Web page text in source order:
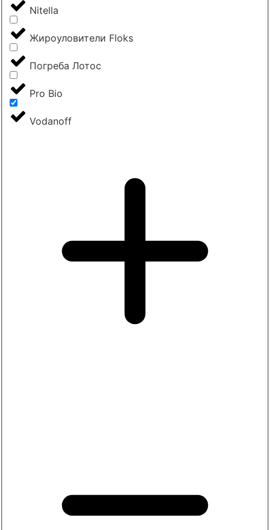
Nitella
Жироуловители Floks
Погреба Лотос
Pro Bio
Vodanoff